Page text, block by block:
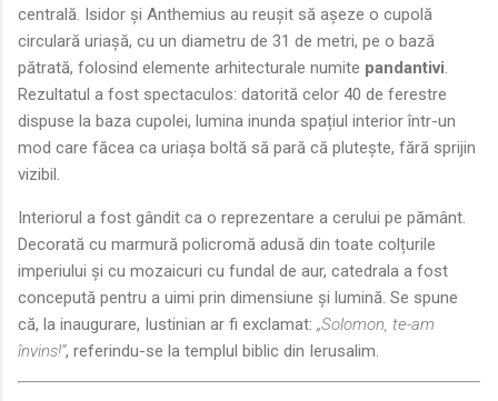
centrală. Isidor și Anthemius au reușit să așeze o cupolă
circulară uriașă, cu un diametru de 31 de metri, pe o bază
pătrată, folosind elemente arhitecturale numite pandantivi.
Rezultatul a fost spectaculos: datorită celor 40 de ferestre
dispuse la baza cupolei, lumina inunda spațiul interior într-un
mod care făcea ca uriașa boltă să pară că plutește, fără sprijin
vizibil.
Interiorul a fost gândit ca o reprezentare a cerului pe pământ.
Decorată cu marmură policromă adusă din toate colțurile
imperiului și cu mozaicuri cu fundal de aur, catedrala a fost
concepută pentru a uimi prin dimensiune și lumină. Se spune
că, la inaugurare, Iustinian ar fi exclamat: „Solomon, te-am
învins!”, referindu-se la templul biblic din Ierusalim.